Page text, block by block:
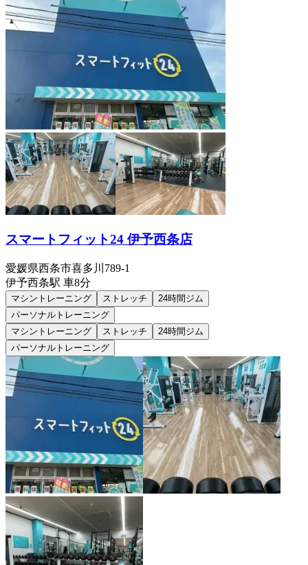
スマートフィット24 伊予西条店
愛媛県西条市喜多川789-1
伊予西条駅 車8分
マシントレーニング ストレッチ
24時間ジム
パーソナルトレーニング
マシントレーニング
ストレッチ
24時間ジム
パーソナルトレーニング